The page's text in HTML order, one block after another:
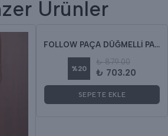
Ürünler
FOLLOW PAÇA DÜĞMELLİ PANTOLON
%20
₺ 879.00
₺ 703.20
SEPETE EKLE